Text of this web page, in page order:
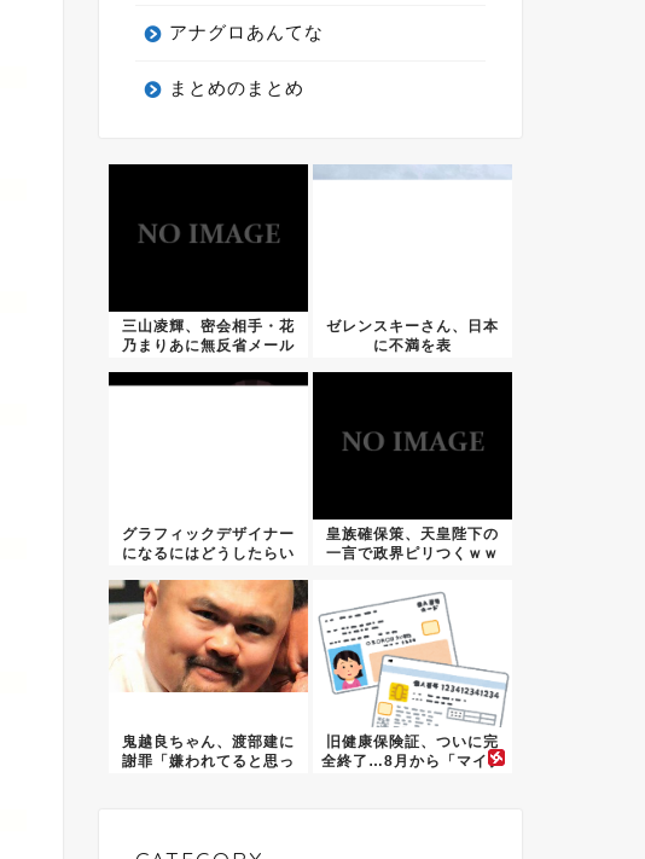
アナグロあんてな
まとめのまとめ
三山凌輝、密会相手・花
乃まりあに無反省メール
ゼレンスキーさん、日本
に不満を表
グラフィックデザイナー
になるにはどうしたらい
皇族確保策、天皇陛下の
一言で政界ピリつくｗｗ
鬼越良ちゃん、渡部建に
謝罪「嫌われてると思っ
旧健康保険証、ついに完
全終了…8月から「マイナ